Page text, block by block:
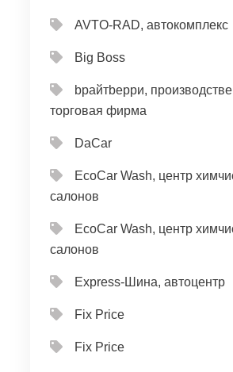
AVTO-RAD, автокомплекс
Big Boss
bрайтbерри,
торговая фирма
DaCar
EcoCar Wash, центр
салонов
EcoCar Wash, центр
салонов
Express-Шина, автоцентр
Fix Price
Fix Price